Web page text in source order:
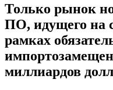
Только рынок
ПО, идущего на
рамках
миллиардов